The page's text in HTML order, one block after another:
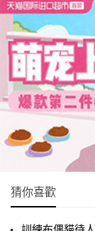
猜你喜歡